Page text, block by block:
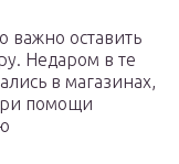
важно оставить
Недаром в те
в магазинах,
помощи